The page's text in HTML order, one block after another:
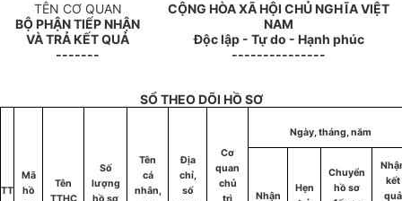
TÊN CƠ QUAN
BỘ PHẬN TIẾP NHẬN
VÀ TRẢ KẾT QUẢ
-------
CỘNG HÒA XÃ HỘI CHỦ NGHĨA VIỆT
NAM
Độc lập - Tự do - Hạnh phúc
---------------
SỔ THEO DÕI HỒ SƠ
TT
Mã
hồ
Tên
Số
lượng
Tên
cá
nhân,
Địa
chỉ,
số
Cơ
quan
chủ
Ngày, tháng, năm
Nhận
Hẹn
Chuyển
hồ sơ
kết
quả